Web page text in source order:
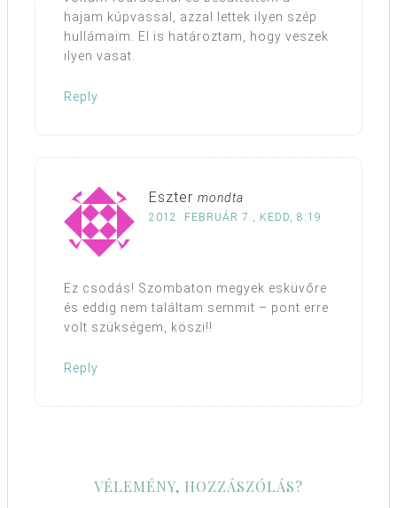
hajam kúpvassal, azzal lettek ilyen szép
hullámaim. El is határoztam, hogy veszek
ilyen vasat.
Reply
Eszter mondta
2012. FEBRUÁR 7., KEDD, 8:19
Ez csodás! Szombaton megyek esküvőre
és eddig nem találtam semmit – pont erre
volt szükségem, köszi!!
Reply
VÉLEMÉNY, HOZZÁSZÓLÁS?